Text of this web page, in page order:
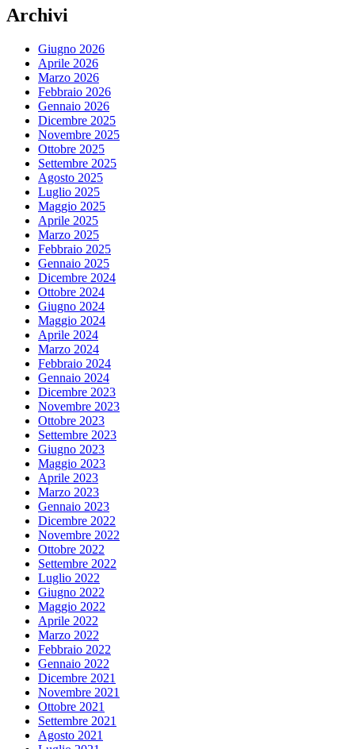
Archivi
Giugno 2026
Aprile 2026
Marzo 2026
Febbraio 2026
Gennaio 2026
Dicembre 2025
Novembre 2025
Ottobre 2025
Settembre 2025
Agosto 2025
Luglio 2025
Maggio 2025
Aprile 2025
Marzo 2025
Febbraio 2025
Gennaio 2025
Dicembre 2024
Ottobre 2024
Giugno 2024
Maggio 2024
Aprile 2024
Marzo 2024
Febbraio 2024
Gennaio 2024
Dicembre 2023
Novembre 2023
Ottobre 2023
Settembre 2023
Giugno 2023
Maggio 2023
Aprile 2023
Marzo 2023
Gennaio 2023
Dicembre 2022
Novembre 2022
Ottobre 2022
Settembre 2022
Luglio 2022
Giugno 2022
Maggio 2022
Aprile 2022
Marzo 2022
Febbraio 2022
Gennaio 2022
Dicembre 2021
Novembre 2021
Ottobre 2021
Settembre 2021
Agosto 2021